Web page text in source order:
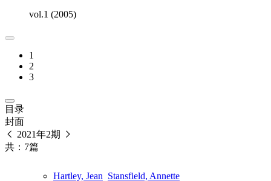
vol.1 (2005)
1
2
3
目录
封面
2021年2期
共：7篇
Hartley, Jean Stansfield, Annette